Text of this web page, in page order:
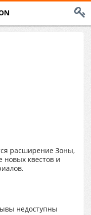
расширение Зоны,
новых квестов и
недоступны